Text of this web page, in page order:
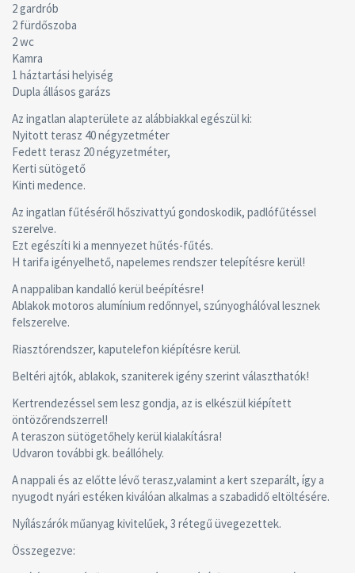
2 gardrób
2 fürdőszoba
2 wc
Kamra
1 háztartási helyiség
Dupla állásos garázs
Az ingatlan alapterülete az alábbiakkal egészül ki:
Nyitott terasz 40 négyzetméter
Fedett terasz 20 négyzetméter,
Kerti sütögető
Kinti medence.
Az ingatlan fűtéséről hőszivattyú gondoskodik, padlófűtéssel
szerelve.
Ezt egészíti ki a mennyezet hűtés-fűtés.
H tarifa igényelhető, napelemes rendszer telepítésre kerül!
A nappaliban kandalló kerül beépítésre!
Ablakok motoros alumínium redőnnyel, szúnyoghálóval lesznek
felszerelve.
Riasztórendszer, kaputelefon kiépítésre kerül.
Beltéri ajtók, ablakok, szaniterek igény szerint választhatók!
Kertrendezéssel sem lesz gondja, az is elkészül kiépített
öntözőrendszerrel!
A teraszon sütögetőhely kerül kialakításra!
Udvaron további gk. beállóhely.
A nappali és az előtte lévő terasz,valamint a kert szeparált, így a
nyugodt nyári estéken kiválóan alkalmas a szabadidő eltöltésére.
Nyílászárók műanyag kivitelűek, 3 rétegű üvegezettek.
Összegezve: